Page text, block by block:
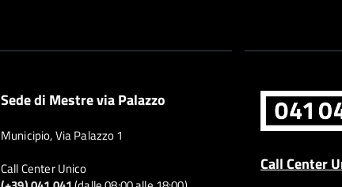
Sede di Mestre via Palazzo
Municipio, Via Palazzo 1
Call Center Unico
Call Center